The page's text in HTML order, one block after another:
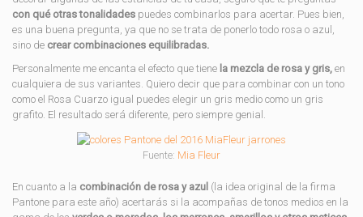
con qué otras tonalidades puedes combinarlos para acertar. Pues bien,
es una buena pregunta, ya que no se trata de ponerlo todo rosa o azul,
sino de crear combinaciones equilibradas.
Personalmente me encanta el efecto que tiene la mezcla de rosa y gris, en
cualquiera de sus variantes. Quiero decir que para combinar con un tono
como el Rosa Cuarzo igual puedes elegir un gris medio como un gris
grafito. El resultado será diferente, pero siempre genial.
Fuente: Mia Fleur
En cuanto a la combinación de rosa y azul (la idea original de la firma
Pantone para este año) acertarás si la acompañas de tonos medios en la